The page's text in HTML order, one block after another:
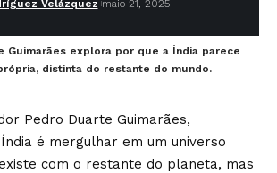
Velázquez maio 21, 2025
Guimarães explora por que a Índia parece
distinta do restante do mundo.
Pedro Duarte Guimarães,
é mergulhar em um universo
com o restante do planeta, mas